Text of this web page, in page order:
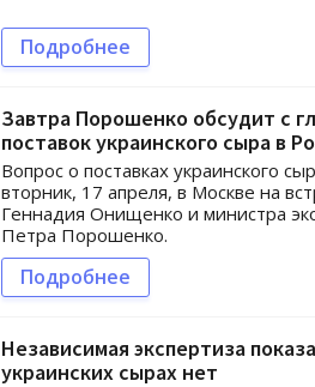
Подробнее
Завтра Порошенко обсудит с
поставок украинского сыра в
Вопрос о поставках украинского
вторник, 17 апреля, в Москве на
Геннадия Онищенко и министра
Петра Порошенко.
Подробнее
Независимая экспертиза
украинских сырах нет